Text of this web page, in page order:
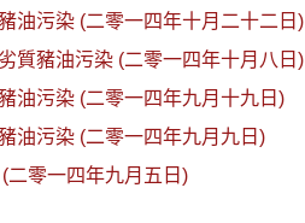
油污染 (二零一四年十月二十二日)
質豬油污染 (二零一四年十月八日)
油污染 (二零一四年九月十九日)
油污染 (二零一四年九月九日)
二零一四年九月五日)